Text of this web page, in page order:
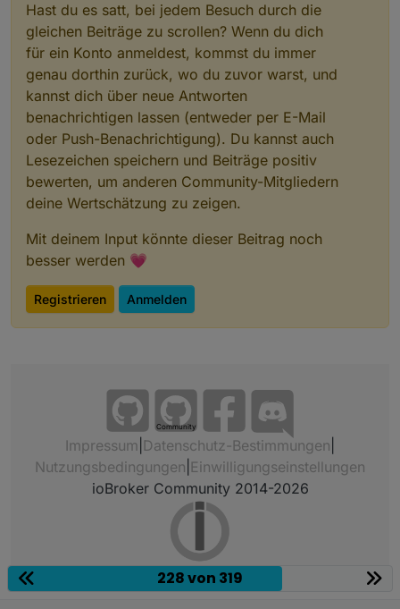
Hast du es satt, bei jedem Besuch durch die
gleichen Beiträge zu scrollen? Wenn du dich
für ein Konto anmeldest, kommst du immer
genau dorthin zurück, wo du zuvor warst, und
kannst dich über neue Antworten
benachrichtigen lassen (entweder per E-Mail
oder Push-Benachrichtigung). Du kannst auch
Lesezeichen speichern und Beiträge positiv
bewerten, um anderen Community-Mitgliedern
deine Wertschätzung zu zeigen.
Mit deinem Input könnte dieser Beitrag noch
besser werden 💗
Registrieren Anmelden
Community
Impressum Datenschutz-Bestimmungen
Nutzungsbedingungen Einwilligungseinstellungen
ioBroker Community 2014-2026
228 von 319